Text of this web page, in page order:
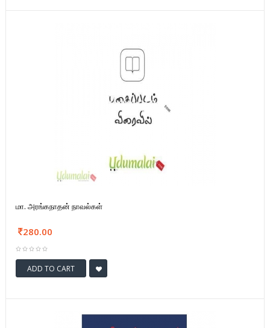
மா. அரங்கநாதன் நாவல்கள்
280.00
ADD TO CART